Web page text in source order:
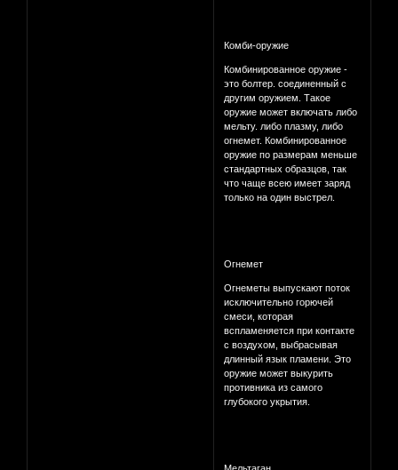
Комби-оружие
Комбинированное оружие -
это болтер. соединенный с
другим оружием. Такое
оружие может включать либо
мельту. либо плазму, либо
огнемет. Комбинированное
оружие по размерам меньше
стандартных образцов, так
что чаще всею имеет заряд
только на один выстрел.
Огнемет
Огнеметы выпускают поток
исключительно горючей
смеси, которая
вспламеняется при контакте
с воздухом, выбрасывая
длинный язык пламени. Это
оружие может выкурить
противника из самого
глубокого укрытия.